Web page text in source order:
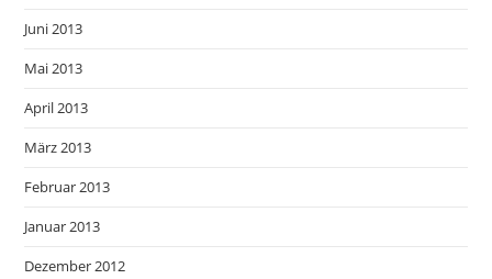
Juni 2013
Mai 2013
April 2013
März 2013
Februar 2013
Januar 2013
Dezember 2012